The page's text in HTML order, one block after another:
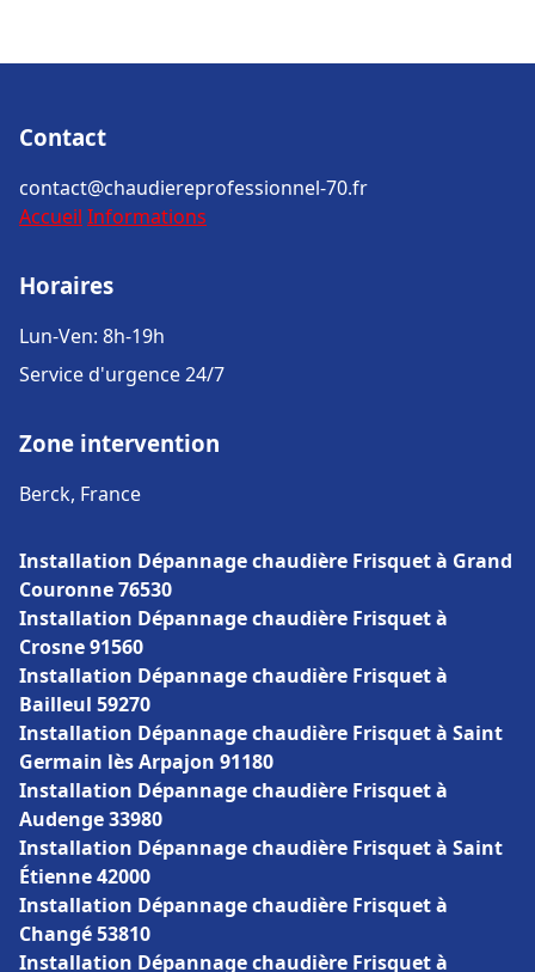
Contact
contact@chaudiereprofessionnel-70.fr
Accueil Informations
Horaires
Lun-Ven: 8h-19h
Service d'urgence 24/7
Zone intervention
Berck, France
Installation Dépannage chaudière Frisquet à Grand
Couronne 76530
Installation Dépannage chaudière Frisquet à
Crosne 91560
Installation Dépannage chaudière Frisquet à
Bailleul 59270
Installation Dépannage chaudière Frisquet à Saint
Germain lès Arpajon 91180
Installation Dépannage chaudière Frisquet à
Audenge 33980
Installation Dépannage chaudière Frisquet à Saint
Étienne 42000
Installation Dépannage chaudière Frisquet à
Changé 53810
Installation Dépannage chaudière Frisquet à